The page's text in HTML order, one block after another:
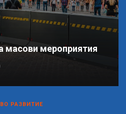
масови мероприятия
РАЗВИТИЕ